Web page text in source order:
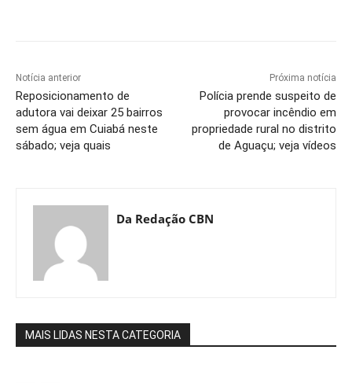
Notícia anterior
Reposicionamento de
adutora vai deixar 25 bairros
sem água em Cuiabá neste
sábado; veja quais
Próxima notícia
Polícia prende suspeito de
provocar incêndio em
propriedade rural no distrito
de Aguaçu; veja vídeos
Da Redação CBN
MAIS LIDAS NESTA CATEGORIA